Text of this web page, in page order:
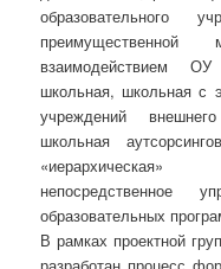
образовательного
взаимодействием
школьная, школьная с
учреждений внешнего
школьная
«иерархическая»
непосредственное
образовательных
В рамках проектной